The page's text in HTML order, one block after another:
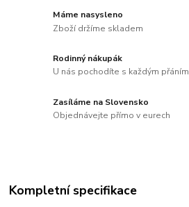
Máme nasysleno
Zboží držíme skladem
Rodinný nákupák
U nás pochodíte s každým přáním
Zasíláme na Slovensko
Objednávejte přímo v eurech
Kompletní specifikace